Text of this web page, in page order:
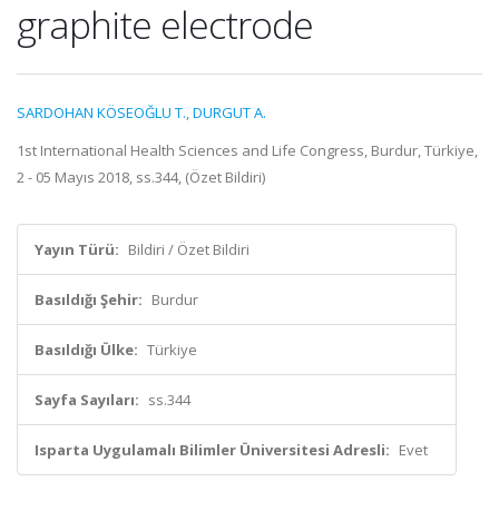
graphite electrode
SARDOHAN KÖSEOĞLU T.,DURGUT A.
1st International Health Sciences and Life Congress, Burdur, Türkiye,
2 - 05 Mayıs 2018, ss.344, (Özet Bildiri)
Yayın Türü: Bildiri / Özet Bildiri
Basıldığı Şehir: Burdur
Basıldığı Ülke: Türkiye
Sayfa Sayıları: ss.344
Isparta Uygulamalı Bilimler Üniversitesi Adresli: Evet